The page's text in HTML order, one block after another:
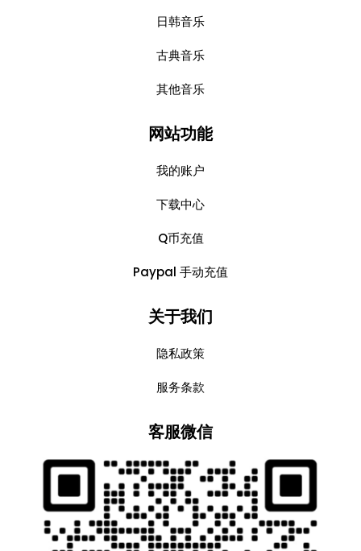
日韩音乐
古典音乐
其他音乐
网站功能
我的账户
下载中心
Q币充值
Paypal 手动充值
关于我们
隐私政策
服务条款
客服微信